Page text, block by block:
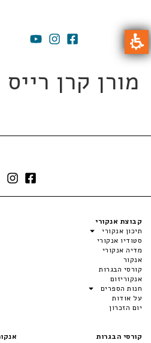
מורן קרן רייס
קבוצת אנקורי
תיכון אנקורי
סטודיו אנקורי
מדיה אנקורי
אנקור
קורסי הבגרות
אנקוריזום
חנות הספרים
על אודות
יום הזכרון
קורסי הבגרות